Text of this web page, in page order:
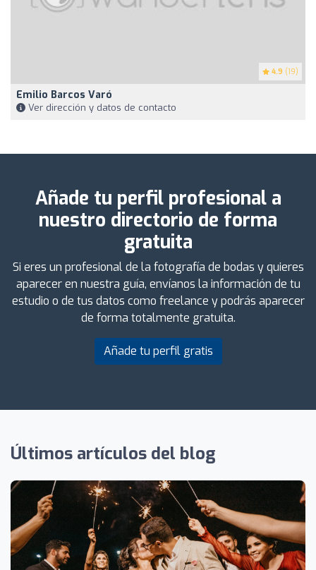
4.9 (19)
Emilio Barcos Varó
Ver dirección y datos de contacto
Añade tu perfil profesional a
nuestro directorio de forma
gratuita
Si eres un profesional de la fotografía de bodas y quieres
aparecer en nuestra guía, envíanos la información de tu
estudio o de tus datos como freelance y podrás aparecer
de forma totalmente gratuita.
Añade tu perfil gratis
Últimos artículos del blog